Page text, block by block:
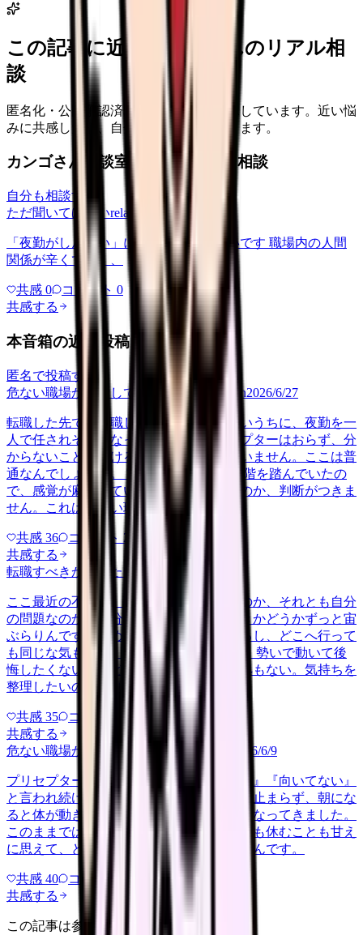
この記事に近い看護師さんのリアル相
談
匿名化・公開承認済みの本音だけを表示しています。近い悩
みに共感したり、自分の状況を投稿できます。
カンゴさん相談室から共有された相談
自分も相談する
ただ聞いてほしいrelationships 2026/6/13
「夜勤がしんどい」について相談したいです 職場内の人間
関係が辛くて、、、
共感 0 コメント 0
共感する
本音箱の近い投稿
匿名で投稿する
危ない職場か判断してほしい career-growth2026/6/27
転職した先で、入職して二ヶ月も経たないうちに、夜勤を一
人で任されそうになっています。プリセプターはおらず、分
からないことを聞ける相手も日によっていません。ここは普
通なんでしょうか。 前の職場はもっと段階を踏んでいたの
で、感覚が麻痺しているのか自分が甘いのか、判断がつきま
せん。これは危ない環境なのか…
共感 36 コメント 2
共感する
転職すべきか知りたい other 2026/6/26
ここ最近の不調が、職場の環境のせいなのか、それとも自分
の問題なのか切り分けられず、転職すべきかどうかずっと宙
ぶらりんです。辞めれば楽になる気もするし、どこへ行って
も同じな気もして、決め手がありません。 勢いで動いて後
悔したくないけれど、このまま留まる根拠もない。気持ちを
整理したいので、判断材料の集…
共感 35 コメント 2
共感する
危ない職場か判断してほしい harassment 2026/6/9
プリセプターから毎日のように『辞めれば』『向いてない』
と言われ続け、最近は職場が近づくと涙が止まらず、朝にな
ると体が動きません。食事も喉を通らなくなってきました。
このままでは壊れてしまう気がします。でも休むことも甘え
に思えて、どうすればいいのか分からないんです。
共感 40 コメント
共感する
この記事は参考になりましたか？